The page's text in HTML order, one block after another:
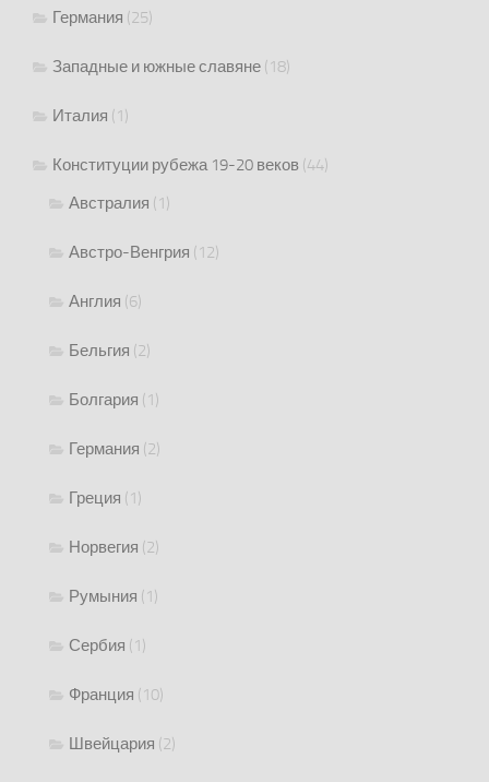
Германия (25)
Западные и южные славяне (18)
Италия (1)
Конституции рубежа 19-20 веков (44)
Австралия (1)
Австро-Венгрия (12)
Англия (6)
Бельгия (2)
Болгария (1)
Германия (2)
Греция (1)
Норвегия (2)
Румыния (1)
Сербия (1)
Франция (10)
Швейцария (2)